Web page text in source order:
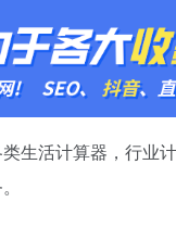
生活计算器，行业